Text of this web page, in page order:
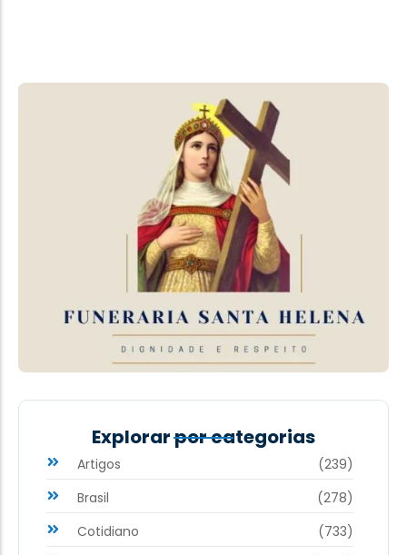
Explorar por categorias
Artigos
(239)
Brasil
(278)
Cotidiano
(733)